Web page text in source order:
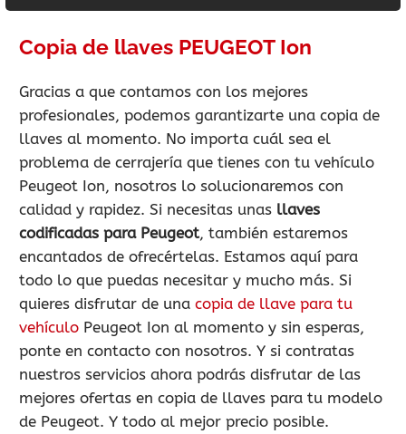
Copia de llaves PEUGEOT Ion
Gracias a que contamos con los mejores
profesionales, podemos garantizarte una copia de
llaves al momento. No importa cuál sea el
problema de cerrajería que tienes con tu vehículo
Peugeot Ion, nosotros lo solucionaremos con
calidad y rapidez. Si necesitas unas llaves
codificadas para Peugeot, también estaremos
encantados de ofrecértelas. Estamos aquí para
todo lo que puedas necesitar y mucho más. Si
quieres disfrutar de una copia de llave para tu
vehículo Peugeot Ion al momento y sin esperas,
ponte en contacto con nosotros. Y si contratas
nuestros servicios ahora podrás disfrutar de las
mejores ofertas en copia de llaves para tu modelo
de Peugeot. Y todo al mejor precio posible.